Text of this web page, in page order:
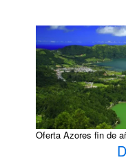
Oferta Azores fin de